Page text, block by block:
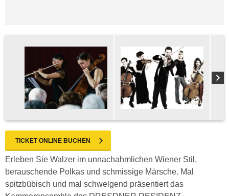
TICKET ONLINE BUCHEN
Erleben Sie Walzer im unnachahmlichen Wiener Stil,
berauschende Polkas und schmissige Märsche. Mal
spitzbübisch und mal schwelgend präsentiert das